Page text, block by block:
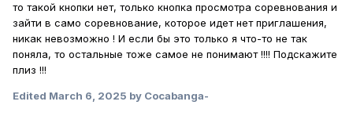
то такой кнопки нет, только кнопка просмотра соревнования и
зайти в само соревнование, которое идет нет приглашения,
никак невозможно ! И если бы это только я что-то не так
поняла, то остальные тоже самое не понимают !!!! Подскажите
плиз !!!
Edited March 6, 2025 by Cocabanga-